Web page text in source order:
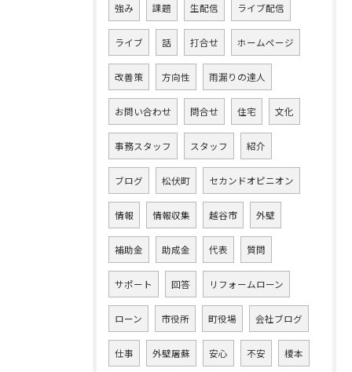
強み 課題 生配信 ライブ配信
ライブ 話 打合せ ホームページ
改善策 方向性 雨漏りの達人
お問い合わせ 問合せ 住宅 文化
事務スタッフ スタッフ 紹介
ブログ 松伏町 セカンドオピニオン
情報 情報収集 越谷市 外壁
補助金 助成金 代表 質問
サポート 回答 リフォームローン
ローン 市役所 町役場 会社ブログ
仕事 外壁屠蘇 安心 不安 榎本